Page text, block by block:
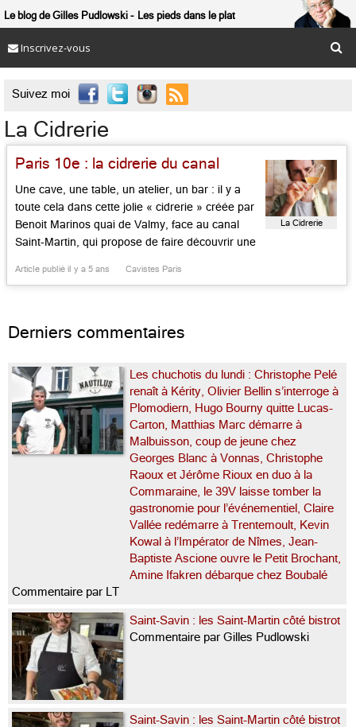
Le blog de Gilles Pudlowski Les pieds dans le plat
Inscrivez-vous
Suivez moi 
La Cidrerie
Paris 10e : la cidrerie du canal
Une cave, une table, un atelier, un bar : il y a
toute cela dans cette jolie « cidrerie » créée par
Benoit Marinos quai de Valmy, face au canal
Saint-Martin, qui propose de faire découvrir une
(comprenez : « pétillants naturels) aux
Article publié il y a 5 ans Cavistes Paris
La Cidrerie
Derniers commentaires
Les chuchotis du lundi : Christophe Pelé
renaît à Kérity, Olivier Bellin s’interroge à
Plomodiern, Hugo Bourny quitte Lucas-
Carton, Matthias Marc démarre à
Malbuisson, coup de jeune chez
Georges Blanc à Vonnas, Christophe
Raoux et Jérôme Rioux en duo à la
Commaraine, le 39V laisse tomber la
gastronomie pour l’événementiel, Claire
Vallée redémarre à Trentemoult, Kevin
Kowal à l’Impérator de Nîmes, Jean-
Baptiste Ascione ouvre le Petit Brochant,
Amine Ifakren débarque chez Boubalé
Commentaire par LT
Saint-Savin : les Saint-Martin côté bistrot
Commentaire par Gilles Pudlowski
Saint-Savin : les Saint-Martin côté bistrot